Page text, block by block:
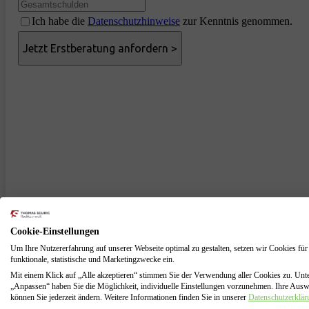
Ich habe die Datenschutzhinweise zur Kenntnis genommen.
Anwaltliche Schuldnerberatung für Bad
Cookie-Einstellungen
Um Ihre Nutzererfahrung auf unserer Webseite optimal zu gestalten, setzen wir Cookies für
funktionale, statistische und Marketingzwecke ein.
Mit einem Klick auf „Alle akzeptieren“ stimmen Sie der Verwendung aller Cookies zu.
„Anpassen“ haben Sie die Möglichkeit, individuelle Einstellungen vorzunehmen. Ihre
können Sie jederzeit ändern. Weitere Informationen finden Sie in unserer